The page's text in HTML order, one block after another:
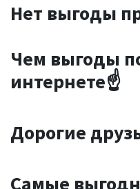
Нет выгоды
Чем выгоды
интернете☝
Дорогие
Самые